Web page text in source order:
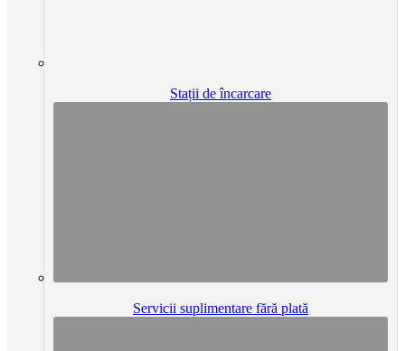
Stații de încarcare
Servicii suplimentare fără plată